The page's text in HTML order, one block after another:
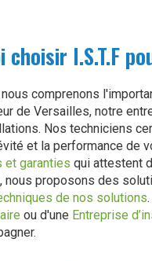
choisir I.S.T.F
nous comprenons
de Versailles, notre
Nos techniciens
et la performance de
et garanties qui attestent
nous proposons des
de nos solutions
ou d'une Entreprise